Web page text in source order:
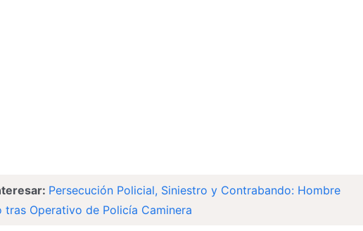
Persecución Policial, Siniestro y Contrabando: Hombre
tras Operativo de Policía Caminera